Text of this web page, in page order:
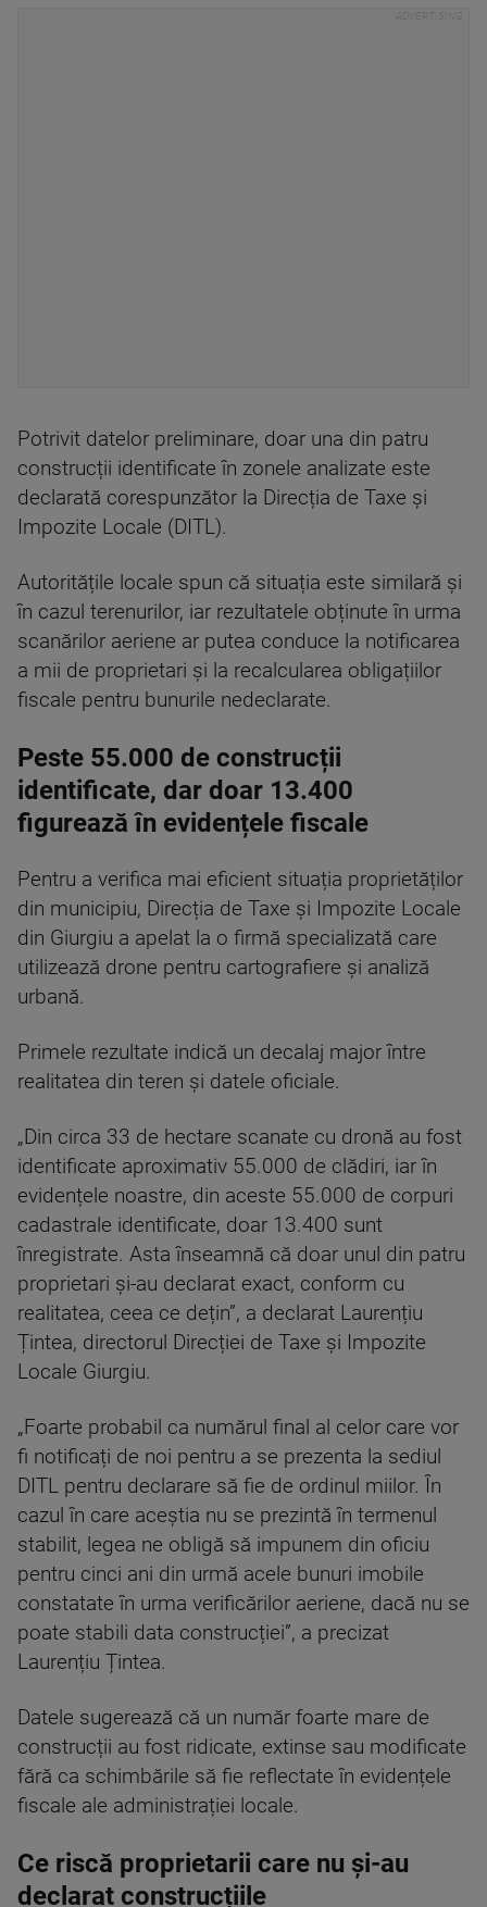
Potrivit datelor preliminare, doar una din patru
construcții identificate în zonele analizate este
declarată corespunzător la Direcția de Taxe și
Impozite Locale (DITL).
Autoritățile locale spun că situația este similară și
în cazul terenurilor, iar rezultatele obținute în urma
scanărilor aeriene ar putea conduce la notificarea
a mii de proprietari și la recalcularea obligațiilor
fiscale pentru bunurile nedeclarate.
Peste 55.000 de construcții
identificate, dar doar 13.400
figurează în evidențele fiscale
Pentru a verifica mai eficient situația proprietăților
din municipiu, Direcția de Taxe și Impozite Locale
din Giurgiu a apelat la o firmă specializată care
utilizează drone pentru cartografiere și analiză
urbană.
Primele rezultate indică un decalaj major între
realitatea din teren și datele oficiale.
„Din circa 33 de hectare scanate cu dronă au fost
identificate aproximativ 55.000 de clădiri, iar în
evidențele noastre, din aceste 55.000 de corpuri
cadastrale identificate, doar 13.400 sunt
înregistrate. Asta înseamnă că doar unul din patru
proprietari și-au declarat exact, conform cu
realitatea, ceea ce dețin”, a declarat Laurențiu
Țintea, directorul Direcției de Taxe și Impozite
Locale Giurgiu.
„Foarte probabil ca numărul final al celor care vor
fi notificați de noi pentru a se prezenta la sediul
DITL pentru declarare să fie de ordinul miilor. În
cazul în care aceștia nu se prezintă în termenul
stabilit, legea ne obligă să impunem din oficiu
pentru cinci ani din urmă acele bunuri imobile
constatate în urma verificărilor aeriene, dacă nu se
poate stabili data construcției”, a precizat
Laurențiu Țintea.
Datele sugerează că un număr foarte mare de
construcții au fost ridicate, extinse sau modificate
fără ca schimbările să fie reflectate în evidențele
fiscale ale administrației locale.
Ce riscă proprietarii care nu și-au
declarat construcțiile